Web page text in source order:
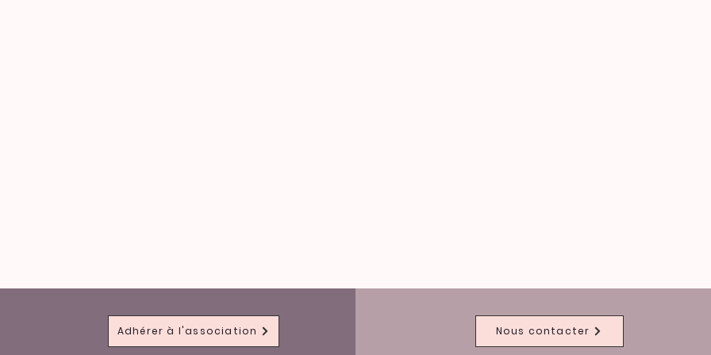
Adhérer à l'association Nous contacter